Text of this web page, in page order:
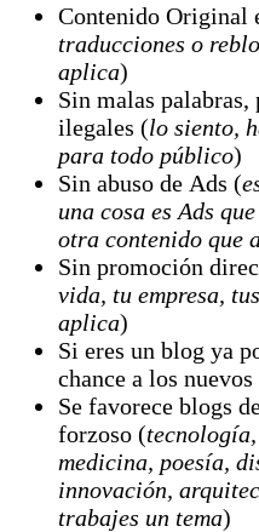
Contenido Original
traducciones o
aplica)
Sin malas
ilegales (lo siento,
para todo público)
Sin abuso de Ads (
una cosa es Ads
otra contenido que
Sin promoción
vida, tu empresa,
aplica)
Si eres un blog ya
chance a los
Se favorece blogs
forzoso (
medicina, poesía,
innovación,
trabajes un tema)